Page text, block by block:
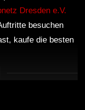
Dresden e.V.
besuchen
kaufe die besten